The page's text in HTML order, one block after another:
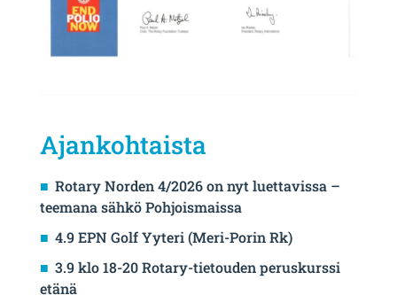
Ajankohtaista
Rotary Norden 4/2026 on nyt luettavissa –
teemana sähkö Pohjoismaissa
4.9 EPN Golf Yyteri (Meri-Porin Rk)
3.9 klo 18-20 Rotary-tietouden peruskurssi
etänä